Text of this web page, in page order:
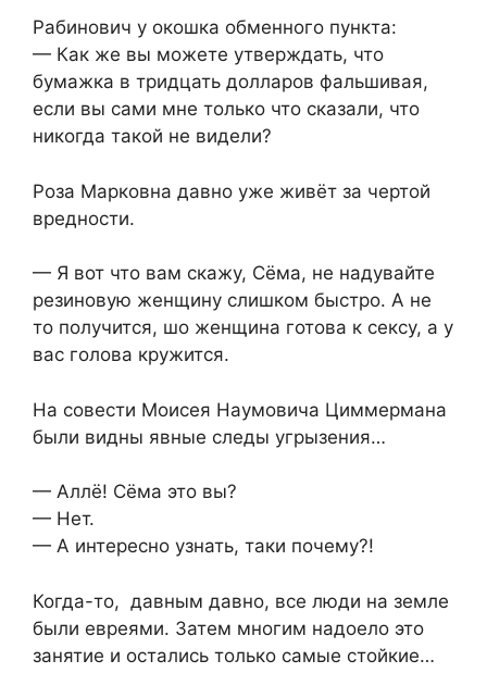
Рабинович у окошка обменного пункта:
— Как же вы можете утверждать, что
бумажка в тридцать долларов фальшивая,
если вы сами мне только что сказали, что
никогда такой не видели?
Роза Марковна давно уже живёт за чертой
вредности.
— Я вот что вам скажу, Сёма, не надувайте
резиновую женщину слишком быстро. А не
то получится, шо женщина готова к сексу, а у
вас голова кружится.
На совести Моисея Наумовича Циммермана
были видны явные следы угрызения…
— Аллё! Сёма это вы?
— Нет.
— А интересно узнать, таки почему?!
Когда-то, давным давно, все люди на земле
были евреями. Затем многим надоело это
занятие и остались только самые стойкие…